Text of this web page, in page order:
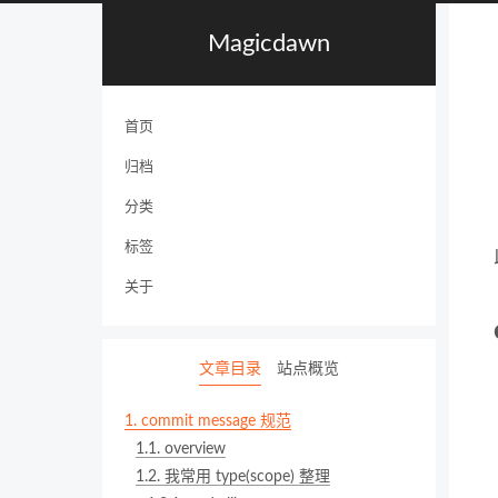
Magicdawn
首页
归档
分类
标签
关于
文章目录 站点概览
1. commit message 规范
1.1. overview
1.2. 我常用 type(scope) 整理